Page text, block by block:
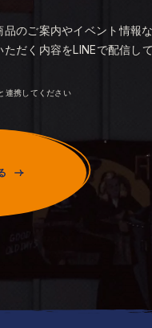
のご案内やイベント情報な
だく内容をLINEで配信し
連携してください